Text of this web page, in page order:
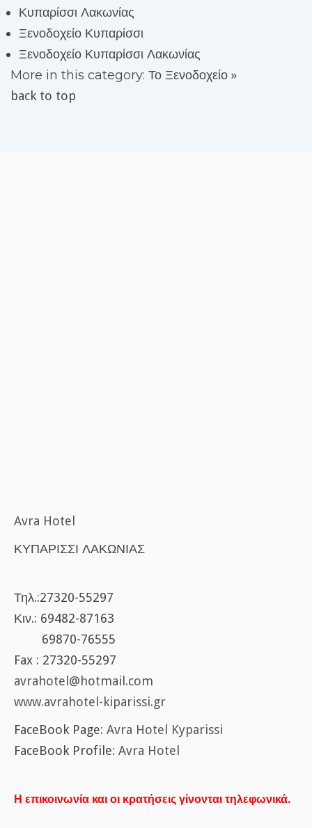
Κυπαρίσσι Λακωνίας
Ξενοδοχείο Κυπαρίσσι
Ξενοδοχείο Κυπαρίσσι Λακωνίας
More in this category: Το Ξενοδοχείο »
back to top
Avra Hotel
ΚΥΠΑΡΙΣΣΙ ΛΑΚΩΝΙΑΣ
Τηλ.:27320-55297
Κιν.: 69482-87163
69870-76555
Fax : 27320-55297
avrahotel@hotmail.com
www.avrahotel-kiparissi.gr
FaceBook Page: Avra Hotel Kyparissi
FaceBook Profile: Avra Hotel
Η επικοινωνία και οι κρατήσεις γίνονται τηλεφωνικά.